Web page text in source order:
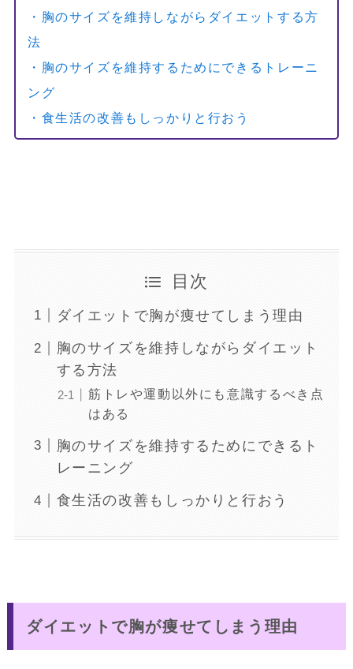
・胸のサイズを維持しながらダイエットする方
法
・胸のサイズを維持するためにできるトレーニ
ング
・食生活の改善もしっかりと行おう
目次
ダイエットで胸が痩せてしまう理由
胸のサイズを維持しながらダイエット
する方法
筋トレや運動以外にも意識するべき点
はある
胸のサイズを維持するためにできるト
レーニング
食生活の改善もしっかりと行おう
ダイエットで胸が痩せてしまう理由